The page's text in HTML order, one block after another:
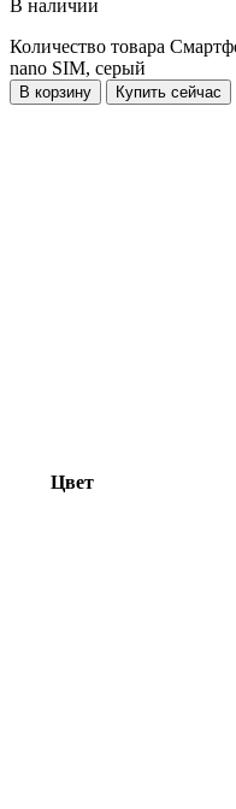
В наличии
Количество товара
nano SIM, серый
В корзину Купить сейчас
Цвет